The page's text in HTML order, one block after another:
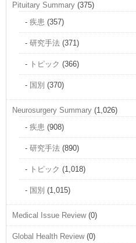
Pituitary Summary (375)
疾患 (357)
研究手法 (371)
トピック (366)
国別 (370)
Neurosurgery Summary (1,026)
疾患 (908)
研究手法 (890)
トピック (1,018)
国別 (1,015)
Medical Issue Review(0)
Global Health Review(0)